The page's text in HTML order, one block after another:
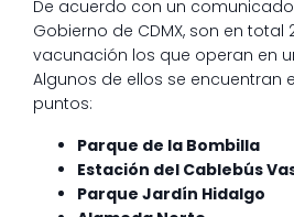
De acuerdo con un
Gobierno de CDMX, son en total
vacunación los que operan en
Algunos de ellos se encuentran
puntos:
Parque de la Bombilla
Estación del Cablebús
Parque Jardín Hidalgo